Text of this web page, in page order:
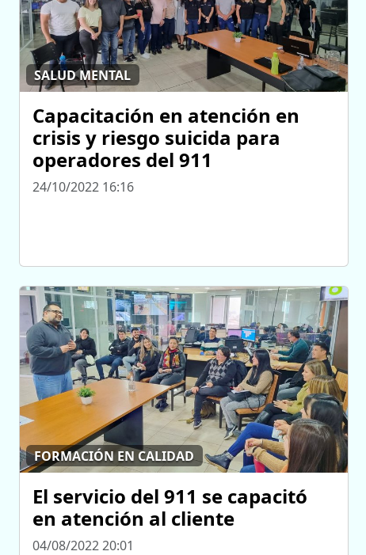
SALUD MENTAL
Capacitación en atención en
crisis y riesgo suicida para
operadores del 911
24/10/2022 16:16
FORMACIÓN EN CALIDAD
El servicio del 911 se capacitó
en atención al cliente
04/08/2022 20:01